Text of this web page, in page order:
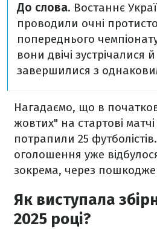
До слова. Востаннє
проводили очні
попереднього чемпіонату
вони двічі зустрічалися
завершилися з
Нагадаємо, що в
жовтих" на стартові матчі
потрапили 25 футболістів.
оголошення уже
зокрема, через
Як виступала
2025 році?